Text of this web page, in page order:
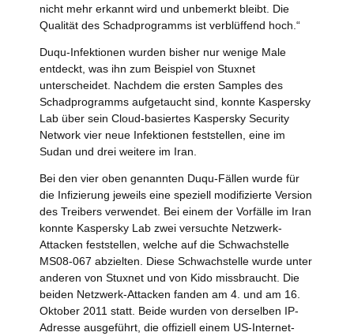
nicht mehr erkannt wird und unbemerkt bleibt. Die
Qualität des Schadprogramms ist verblüffend hoch.“
Duqu-Infektionen wurden bisher nur wenige Male
entdeckt, was ihn zum Beispiel von Stuxnet
unterscheidet. Nachdem die ersten Samples des
Schadprogramms aufgetaucht sind, konnte Kaspersky
Lab über sein Cloud-basiertes Kaspersky Security
Network vier neue Infektionen feststellen, eine im
Sudan und drei weitere im Iran.
Bei den vier oben genannten Duqu-Fällen wurde für
die Infizierung jeweils eine speziell modifizierte Version
des Treibers verwendet. Bei einem der Vorfälle im Iran
konnte Kaspersky Lab zwei versuchte Netzwerk-
Attacken feststellen, welche auf die Schwachstelle
MS08-067 abzielten. Diese Schwachstelle wurde unter
anderen von Stuxnet und von Kido missbraucht. Die
beiden Netzwerk-Attacken fanden am 4. und am 16.
Oktober 2011 statt. Beide wurden von derselben IP-
Adresse ausgeführt, die offiziell einem US-Internet-